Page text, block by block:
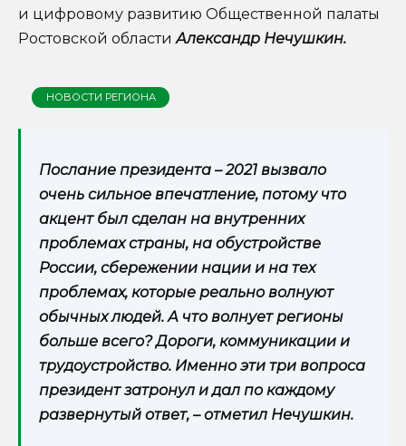
и цифровому развитию Общественной палаты
Ростовской области Александр Нечушкин.
НОВОСТИ РЕГИОНА
Послание президента – 2021 вызвало
очень сильное впечатление, потому что
акцент был сделан на внутренних
проблемах страны, на обустройстве
России, сбережении нации и на тех
проблемах, которые реально волнуют
обычных людей. А что волнует регионы
больше всего? Дороги, коммуникации и
трудоустройство. Именно эти три вопроса
президент затронул и дал по каждому
развернутый ответ, – отметил Нечушкин.